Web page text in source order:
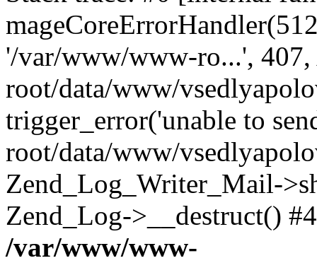
'/var/www/www-ro...',
root/data/www/
trigger_error('unable to
root/data/www/
Zend_Log_Writer_Mail-
Zend_Log->__destruct()
/var/www/www-